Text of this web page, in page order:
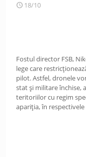
18/10
Fostul director FSB,
lege care
pilot. Astfel, dronele
stat și militare închise,
teritoriilor cu regim
apariția, în